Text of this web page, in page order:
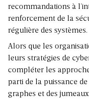
recommandations à
renforcement de la
régulière des systèmes.
Alors que les
leurs stratégies de
compléter les
parti de la puissance
graphes et des